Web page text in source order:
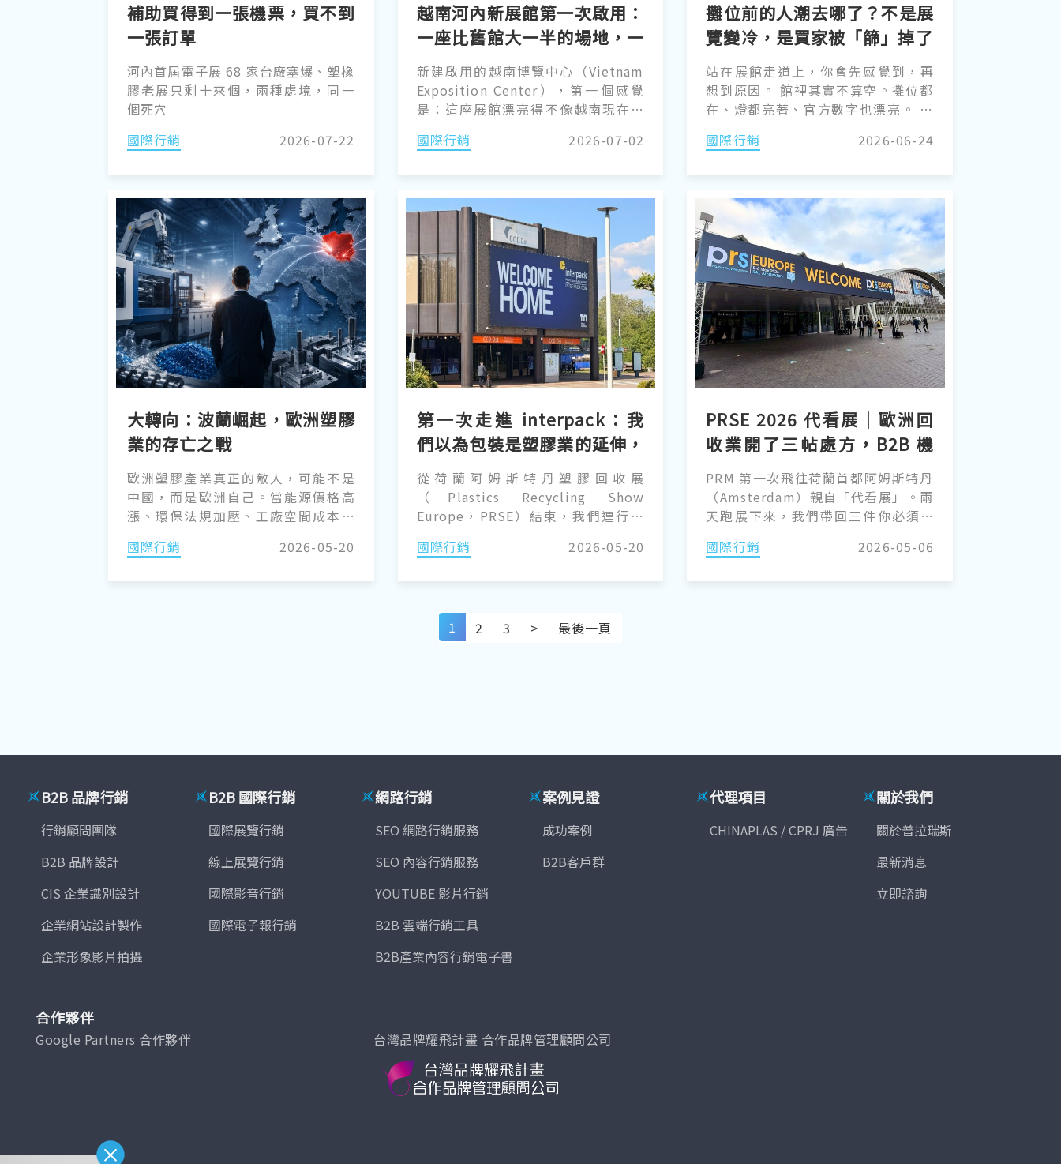
補助買得到一張機票，買不到
一張訂單
河內首屆電子展 68 家台廠塞爆、塑橡
膠老展只剩十來個，兩種處境，同一
個死穴
國際行銷
2026-07-22
越南河內新展館第一次啟用：
一座比舊館大一半的場地，一
波正在成形的自動化需求
新建啟用的越南博覽中心（Vietnam
Exposition Center），第一個感覺
是：這座展館漂亮得不像越南現在有
完善，這次只開放兩個展廳，聽現場
一間餐廳都還沒有。 這畫面湊在​​一
起，其實就是 PRM 團隊今天在第 14
屆越南河內國際塑橡膠工業展
（HanoiPlas 2026）上看到的整個北
越市場的縮影：一個還沒長好、但正
在快速長出來的地方。
國際行銷 2026-07-02
攤位前的人潮去哪了？不是展
覽變冷，是買家被「篩」掉了
站在展館走道上，你會先感覺到，再
想到原因。 館裡其實不算空。攤位都
在、燈都亮著、官方數字也漂亮。 但
攤位前停下腳步的人變少了，那種
見，最常聽到的一句話是：「人是有
來，但不像以前。」 作為少數會親赴
現場的 B2B 製造機械產業媒體，這種
「體感」是我們最在意的線索，因為
它不會出現在任何一份官方新聞稿
裡。
國際行銷 2026-06-24
大轉向：波蘭崛起，歐洲塑膠
業的存亡之戰
歐洲塑膠產業真正的敵人，可能不是
中國，而是歐洲自己。當能源價格高
漲、環保法規加壓、工廠空間成本飆
年的歐洲製造業，正被迫進入一場前
國際行銷 2026-05-20
第一次走進 interpack：我
們以為包裝是塑膠業的延伸，
到了現場才知道是兩個世界
從荷蘭阿姆斯特丹塑膠回收展
（Plastics Recycling Show
Europe，PRSE）結束，我們連行李
德國杜塞道夫，趕上國際包裝機械暨
一樣。過去我們的展會採訪主力，多
半集中在橡塑膠機械這條線：K 展、
場」。而因為參與的是大會記者專
內的展商採訪，還包含搭乘大會接駁
車前往鄰近城市的工廠參訪。
國際行銷 2026-05-20
PRSE 2026 代看展｜歐洲回
收業開了三帖處方，B2B 機
械產業定位在哪？
PRM 第一次飛往荷蘭首都阿姆斯特丹
（Amsterdam）親自「代看展」。兩
天跑展下來，我們帶回三件你必須知
國際行銷 2026-05-06
1 2 3 > 最後一頁
B2B 品牌行銷
行銷顧問團隊
B2B 品牌設計
CIS 企業識別設計
企業網站設計製作
企業形象影片拍攝
B2B 國際行銷
國際展覽行銷
線上展覽行銷
國際影音行銷
國際電子報行銷
網路行銷
SEO 網路行銷服務
SEO 內容行銷服務
YOUTUBE 影片行銷
B2B 雲端行銷工具
B2B產業內容行銷電子書
案例見證
成功案例
B2B客戶群
代理項目
CHINAPLAS / CPRJ 廣告
關於我們
關於普拉瑞斯
最新消息
立即諮詢
合作夥伴
Google Partners 合作夥伴 台灣品牌耀飛計畫 合作品牌管理顧問公司